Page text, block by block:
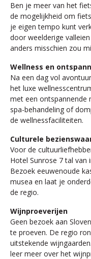
Ben je meer van het
de mogelijkheid om
je eigen tempo kunt
door weelderige
anders misschien zou
Wellness en
Na een dag vol
het luxe
met een ontspannende
spa-behandeling of
de wellnessfaciliteiten.
Culturele
Voor de
Hotel Sunrose 7 tal van
Bezoek eeuwenoude
musea en laat je
de regio.
Wijnproeverijen
Geen bezoek aan
te proeven. De regio
uitstekende
leer meer over het